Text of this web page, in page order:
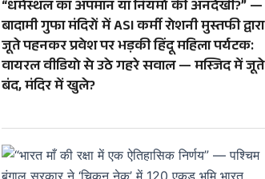
“धर्मस्थल का अपमान या नियमों की अनदेखी?” —
बादामी गुफा मंदिरों में ASI कर्मी रोशनी मुस्तफी द्वारा
जूते पहनकर प्रवेश पर भड़की हिंदू महिला पर्यटक:
वायरल वीडियो से उठे गहरे सवाल — मस्जिद में जूते
बंद, मंदिर में खुले?